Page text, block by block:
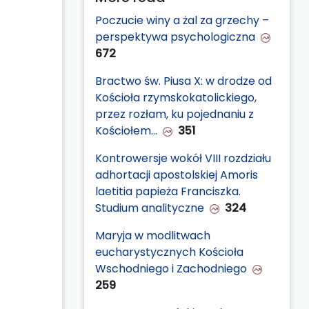
Poczucie winy a żal za grzechy –
perspektywa psychologiczna
672
Bractwo św. Piusa X: w drodze od
Kościoła rzymskokatolickiego,
przez rozłam, ku pojednaniu z
Kościołem…
351
Kontrowersje wokół VIII rozdziału
adhortacji apostolskiej Amoris
laetitia papieża Franciszka.
Studium analityczne
324
Maryja w modlitwach
eucharystycznych Kościoła
Wschodniego i Zachodniego
259